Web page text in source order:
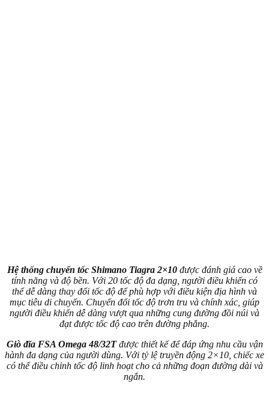
Hệ thống chuyển tốc Shimano Tiagra 2×10được đánh giá cao về
tính năng và độ bền. Với 20 tốc độ đa dạng, người điều khiển có
thể dễ dàng thay đổi tốc độ để phù hợp với điều kiện địa hình và
mục tiêu di chuyển. Chuyển đổi tốc độ trơn tru và chính xác, giúp
người điều khiển dễ dàng vượt qua những cung đường đồi núi và
đạt được tốc độ cao trên đường phẳng.
Giò đĩa FSA Omega 48/32Tđược thiết kế để đáp ứng nhu cầu vận
hành đa dạng của người dùng. Với tỷ lệ truyền động 2×10, chiếc xe
có thể điều chỉnh tốc độ linh hoạt cho cả những đoạn đường dài và
ngắn.